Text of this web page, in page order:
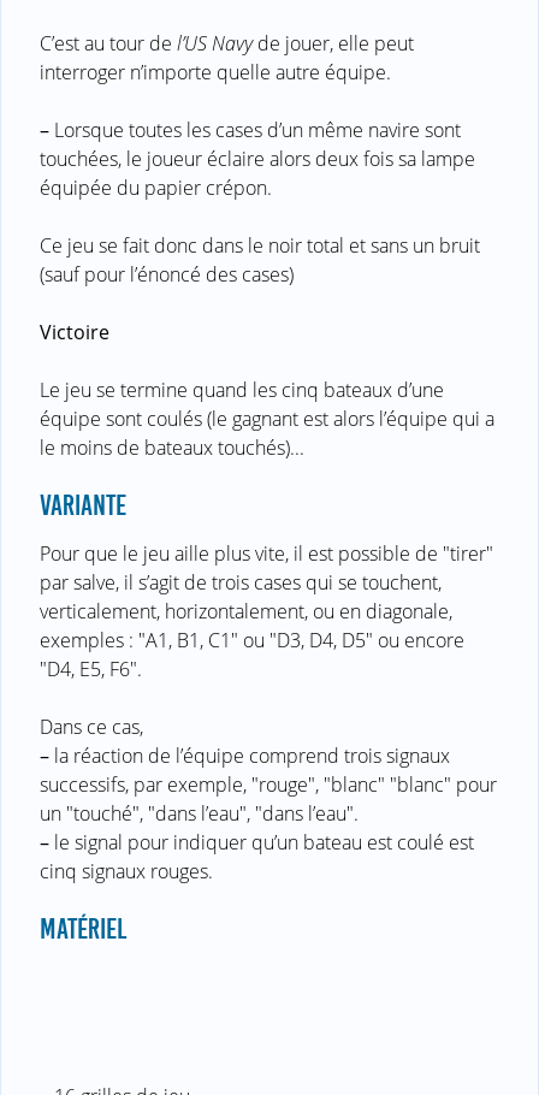
C’est au tour de l’US Navyde jouer, elle peut
interroger n’importe quelle autre équipe.
– Lorsque toutes les cases d’un même navire sont
touchées, le joueur éclaire alors deux fois sa lampe
équipée du papier crépon.
Ce jeu se fait donc dans le noir total et sans un bruit
(sauf pour l’énoncé des cases)
Victoire
Le jeu se termine quand les cinq bateaux d’une
équipe sont coulés (le gagnant est alors l’équipe qui a
le moins de bateaux touchés)...
VARIANTE
Pour que le jeu aille plus vite, il est possible de "tirer"
par salve, il s’agit de trois cases qui se touchent,
verticalement, horizontalement, ou en diagonale,
exemples : "A1, B1, C1" ou "D3, D4, D5" ou encore
"D4, E5, F6".
Dans ce cas,
– la réaction de l’équipe comprend trois signaux
successifs, par exemple, "rouge", "blanc" "blanc" pour
un "touché", "dans l’eau", "dans l’eau".
– le signal pour indiquer qu’un bateau est coulé est
cinq signaux rouges.
MATÉRIEL